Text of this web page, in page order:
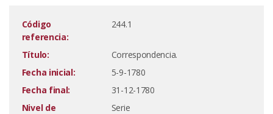
Código
referencia:
244.1
Título:
Correspondencia.
Fecha inicial:
5-9-1780
Fecha final:
31-12-1780
Nivel de
Serie